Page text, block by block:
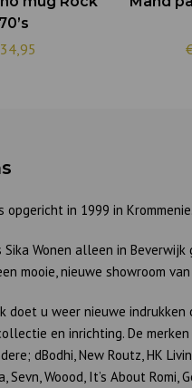
70’s
opgericht in 1999 in Krommenie.
Sika Wonen alleen in Beverwijk
mooie, nieuwe showroom
doet u weer nieuwe indrukken
en inrichting. De
dBodhi, New Routz, HK
Sevn, Woood, It’s About Romi,